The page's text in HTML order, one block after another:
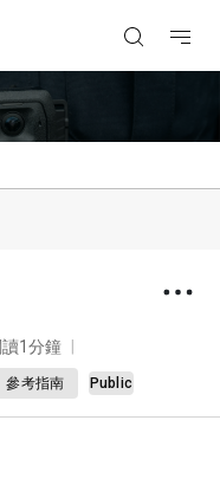
1分鐘
參考指南 Public